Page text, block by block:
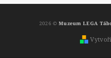
2026 © Muzeum LEGA